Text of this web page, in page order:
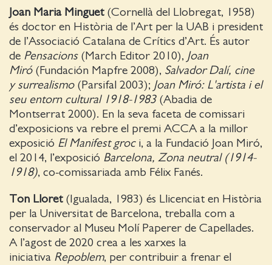
Joan Maria Minguet(Cornellà del Llobregat, 1958)
és doctor en Història de l’Art per la UAB i president
de l’Associació Catalana de Crítics d’Art. És autor
de Pensacions(March Editor 2010), Joan
Miró(Fundación Mapfre 2008), Salvador Dalí, cine
y surrealismo(Parsifal 2003); Joan Miró: L'artista i el
seu entorn cultural 1918-1983 (Abadia de
Montserrat 2000). En la seva faceta de comissari
d’exposicions va rebre el premi ACCA a la millor
exposició El Manifest groci, a la Fundació Joan Miró,
el 2014, l’exposició Barcelona, Zona neutral (1914-
1918), co-comissariada amb Félix Fanés.
Ton Lloret(Igualada, 1983) és Llicenciat en Història
per la Universitat de Barcelona, treballa com a
conservador al Museu Molí Paperer de Capellades.
A l’agost de 2020 crea a les xarxes la
iniciativa Repoblem, per contribuir a frenar el